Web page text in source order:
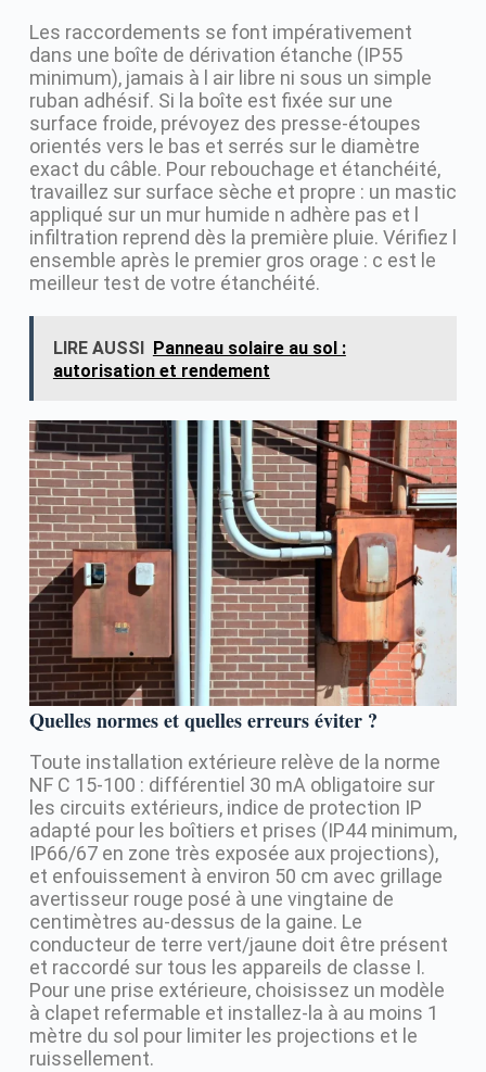
Les raccordements se font impérativement
dans une boîte de dérivation étanche (IP55
minimum), jamais à l air libre ni sous un simple
ruban adhésif. Si la boîte est fixée sur une
surface froide, prévoyez des presse-étoupes
orientés vers le bas et serrés sur le diamètre
exact du câble. Pour rebouchage et étanchéité,
travaillez sur surface sèche et propre : un mastic
appliqué sur un mur humide n adhère pas et l
infiltration reprend dès la première pluie. Vérifiez l
ensemble après le premier gros orage : c est le
meilleur test de votre étanchéité.
LIRE AUSSI Panneau solaire au sol :
autorisation et rendement
Quelles normes et quelles erreurs éviter ?
Toute installation extérieure relève de la norme
NF C 15-100 : différentiel 30 mA obligatoire sur
les circuits extérieurs, indice de protection IP
adapté pour les boîtiers et prises (IP44 minimum,
IP66/67 en zone très exposée aux projections),
et enfouissement à environ 50 cm avec grillage
avertisseur rouge posé à une vingtaine de
centimètres au-dessus de la gaine. Le
conducteur de terre vert/jaune doit être présent
et raccordé sur tous les appareils de classe I.
Pour une prise extérieure, choisissez un modèle
à clapet refermable et installez-la à au moins 1
mètre du sol pour limiter les projections et le
ruissellement.